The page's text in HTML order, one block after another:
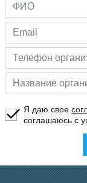
Я даю свое
соглашаюсь с